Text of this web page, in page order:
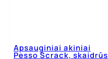
Apsauginiai akiniai
Pesso Scrack, skaidrūs